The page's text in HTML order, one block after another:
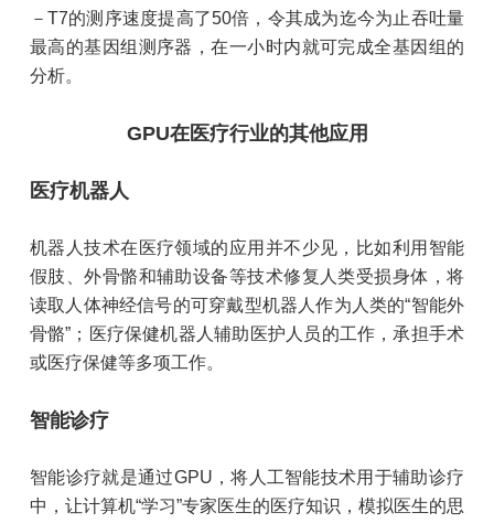
－T7的测序速度提高了50倍，令其成为迄今为止吞吐量
最高的基因组测序器，在一小时内就可完成全基因组的
分析。
GPU在医疗行业的其他应用
医疗机器人
机器人技术在医疗领域的应用并不少见，比如利用智能
假肢、外骨骼和辅助设备等技术修复人类受损身体，将
读取人体神经信号的可穿戴型机器人作为人类的“智能外
骨骼”；医疗保健机器人辅助医护人员的工作，承担手术
或医疗保健等多项工作。
智能诊疗
智能诊疗就是通过GPU，将人工智能技术用于辅助诊疗
中，让计算机“学习”专家医生的医疗知识，模拟医生的思